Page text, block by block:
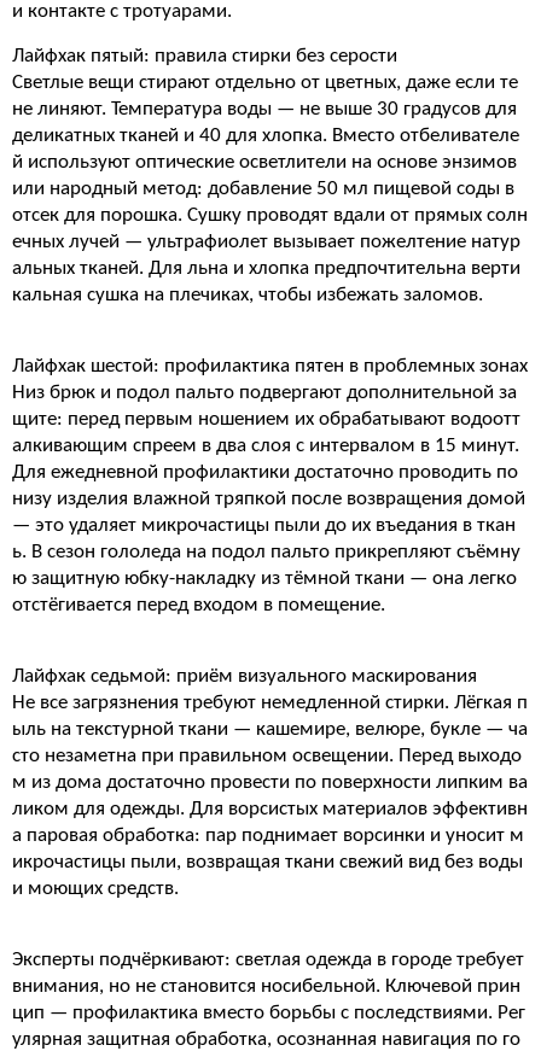
и контакте с тротуарами.
Лайфхак пятый: правила стирки без серости
Светлые вещи стирают отдельно от цветных, даже если те
не линяют. Температура воды — не выше 30 градусов для
деликатных тканей и 40 для хлопка. Вместо отбеливателе
й используют оптические осветлители на основе энзимов
или народный метод: добавление 50 мл пищевой соды в
отсек для порошка. Сушку проводят вдали от прямых солн
ечных лучей — ультрафиолет вызывает пожелтение натур
альных тканей. Для льна и хлопка предпочтительна верти
кальная сушка на плечиках, чтобы избежать заломов.
Лайфхак шестой: профилактика пятен в проблемных зонах
Низ брюк и подол пальто подвергают дополнительной за
щите: перед первым ношением их обрабатывают водоотт
алкивающим спреем в два слоя с интервалом в 15 минут.
Для ежедневной профилактики достаточно проводить по
низу изделия влажной тряпкой после возвращения домой
— это удаляет микрочастицы пыли до их въедания в ткан
ь. В сезон гололеда на подол пальто прикрепляют съёмну
ю защитную юбку-накладку из тёмной ткани — она легко
отстёгивается перед входом в помещение.
Лайфхак седьмой: приём визуального маскирования
Не все загрязнения требуют немедленной стирки. Лёгкая п
ыль на текстурной ткани — кашемире, велюре, букле — ча
сто незаметна при правильном освещении. Перед выходо
м из дома достаточно провести по поверхности липким ва
ликом для одежды. Для ворсистых материалов эффективн
а паровая обработка: пар поднимает ворсинки и уносит м
икрочастицы пыли, возвращая ткани свежий вид без воды
и моющих средств.
Эксперты подчёркивают: светлая одежда в городе требует
внимания, но не становится носибельной. Ключевой прин
цип — профилактика вместо борьбы с последствиями. Рег
улярная защитная обработка, осознанная навигация по го